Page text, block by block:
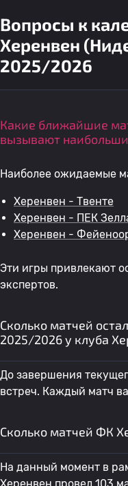
Вопросы к
Херенвен
2025/2026
Какие ближайшие
вызывают
Наиболее ожидаемые
Херенвен - Твенте
Херенвен - ПЕК
Херенвен -
Эти игры привлекают
экспертов.
Сколько матчей
2025/2026 у клуба
До завершения
встреч. Каждый матч
Сколько матчей ФК
На данный момент в